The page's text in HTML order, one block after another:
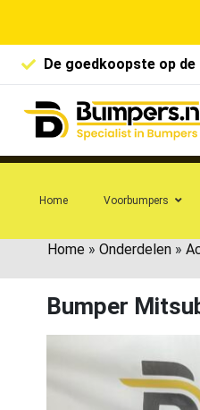
De goedkoopste op
Home Voorbumpers
Home » Onderdelen »
Bumper